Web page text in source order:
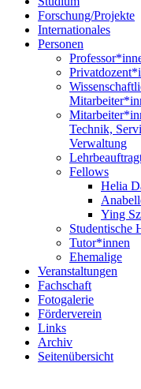
Forschung/Projekte
Internationales
Personen
Technik,
Verwaltung
Fellows
Helia
Ying
Studentische
Tutor*innen
Ehemalige
Veranstaltungen
Fachschaft
Fotogalerie
Förderverein
Links
Archiv
Seitenübersicht